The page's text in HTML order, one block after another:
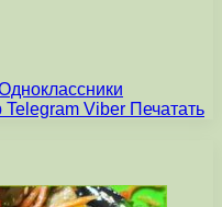
Telegram Viber Печатать